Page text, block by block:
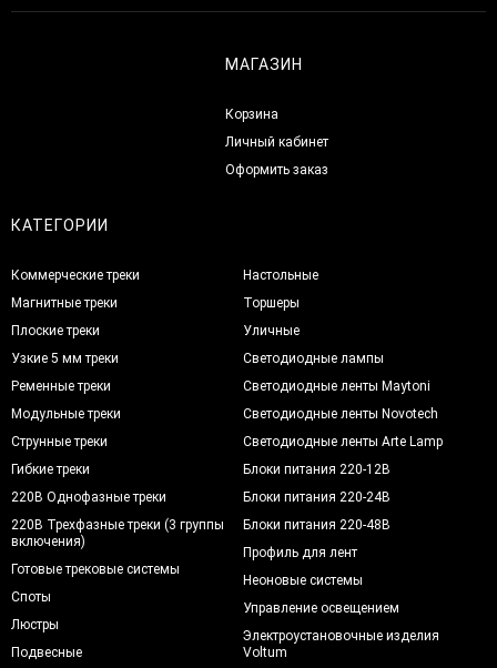
МАГАЗИН
Корзина
Личный кабинет
Оформить заказ
КАТЕГОРИИ
Коммерческие треки
Магнитные треки
Плоские треки
Узкие 5 мм треки
Ременные треки
Модульные треки
Струнные треки
Гибкие треки
220В Однофазные треки
220В Трехфазные треки (3 группы
включения)
Готовые трековые системы
Споты
Люстры
Подвесные
Настольные
Торшеры
Уличные
Светодиодные лампы
Светодиодные ленты Maytoni
Светодиодные ленты Novotech
Светодиодные ленты Arte Lamp
Блоки питания 220-12В
Блоки питания 220-24В
Блоки питания 220-48В
Профиль для лент
Неоновые системы
Управление освещением
Электроустановочные изделия
Voltum